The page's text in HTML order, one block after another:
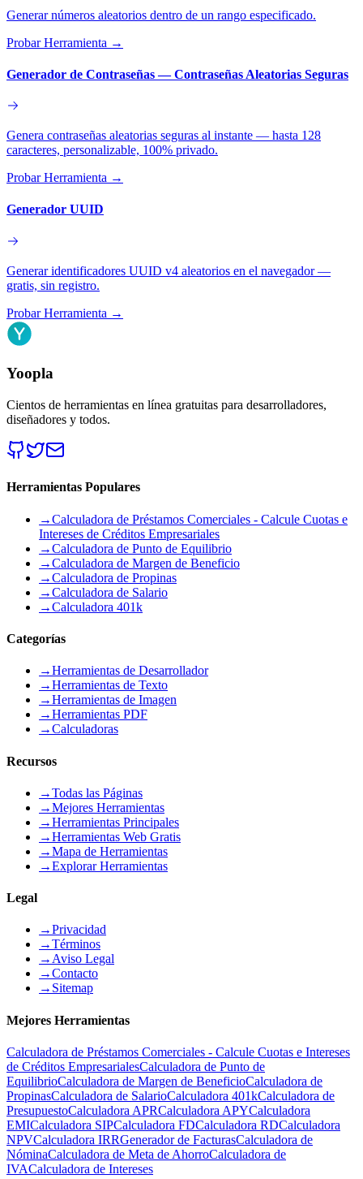
Generar números aleatorios dentro de un rango especificado.
Probar Herramienta →
Generador de Contraseñas — Contraseñas Aleatorias Seguras
Genera contraseñas aleatorias seguras al instante — hasta 128
caracteres, personalizable, 100% privado.
Probar Herramienta →
Generador UUID
Generar identificadores UUID v4 aleatorios en el navegador —
gratis, sin registro.
Probar Herramienta →
Yoopla
Cientos de herramientas en línea gratuitas para desarrolladores,
diseñadores y todos.
Herramientas Populares
→Calculadora de Préstamos Comerciales - Calcule Cuotas e
Intereses de Créditos Empresariales
→Calculadora de Punto de Equilibrio
→Calculadora de Margen de Beneficio
→Calculadora de Propinas
→Calculadora de Salario
→Calculadora 401k
Categorías
→Herramientas de Desarrollador
→Herramientas de Texto
→Herramientas de Imagen
→Herramientas PDF
→Calculadoras
Recursos
→Todas las Páginas
→Mejores Herramientas
→Herramientas Principales
→Herramientas Web Gratis
→Mapa de Herramientas
→Explorar Herramientas
Legal
→Privacidad
→Términos
→ Aviso Legal
→Contacto
→ Sitemap
Mejores Herramientas
Calculadora de Préstamos Comerciales - Calcule Cuotas e Intereses
de Créditos EmpresarialesCalculadora de Punto de
EquilibrioCalculadora de Margen de BeneficioCalculadora de
PropinasCalculadora de SalarioCalculadora 401kCalculadora de
PresupuestoCalculadora APRCalculadora APYCalculadora
EMICalculadora SIPCalculadora FDCalculadora RDCalculadora
NPVCalculadora IRRGenerador de FacturasCalculadora de
NóminaCalculadora de Meta de AhorroCalculadora de
IVACalculadora de Intereses